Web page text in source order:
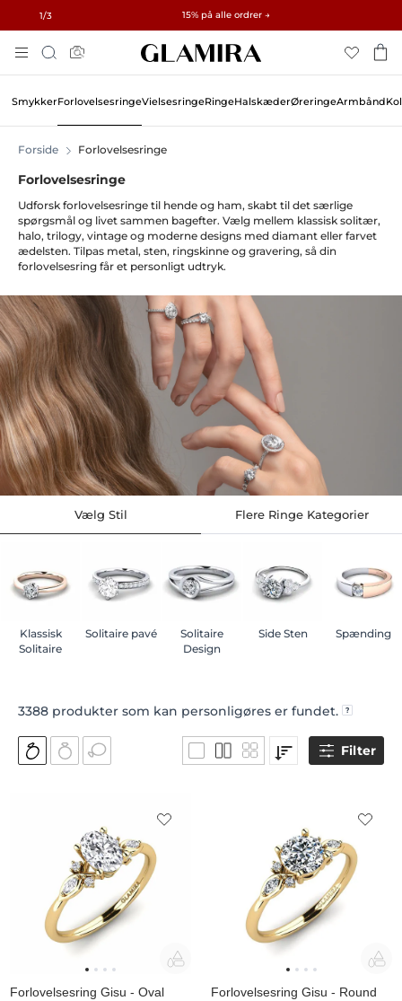
1/3 15% på alle ordrer →
Gratis gaver ved ordrer over 3.750 kr. og 15.000 kr. · Udforsk →
✓ 60-dages returret ✓ Gratis tilpasning
To
Content
Søg
SmykkerForlovelsesringeVielsesringeRingeHalskæderØreringeArmbånd
Forside Forlovelsesringe
Forlovelsesringe
Udforsk forlovelsesringe til hende og ham, skabt til det særlige
spørgsmål og livet sammen bagefter. Vælg mellem klassisk solitær,
halo, trilogy, vintage og moderne designs med diamant eller farvet
ædelsten. Tilpas metal, sten, ringskinne og gravering, så din
forlovelsesring får et personligt udtryk.
Vælg Stil
Klassisk
Solitaire
Solitaire pavé
Solitaire
Design
Side Sten Spænding
Flere Ringe Kategorier
3388 produkter som kan personligøres er fundet.
Filter
Forlovelsesring Gisu - Oval Forlovelsesring Gisu - Round